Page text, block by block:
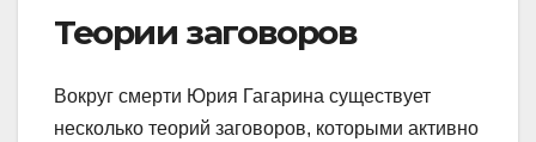
Теории заговоров
Вокруг смерти Юрия Гагарина существует
несколько теорий заговоров, которыми активно